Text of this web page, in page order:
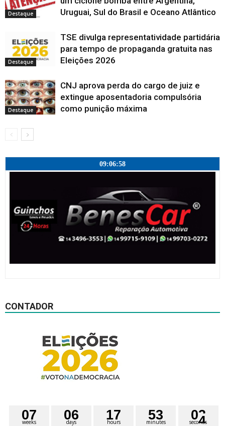
a
)
Destaque
Uruguai, Sul do Brasil e Oceano Atlântico
Destaque
TSE divulga representatividade partidária
para tempo de propaganda gratuita nas
Eleições 2026
Destaque
CNJ aprova perda do cargo de juiz e
extingue aposentadoria compulsória
como punição máxima
09:06:59
CONTADOR
weeks
07 days
06 hours
17 minutes
53 seconds
03